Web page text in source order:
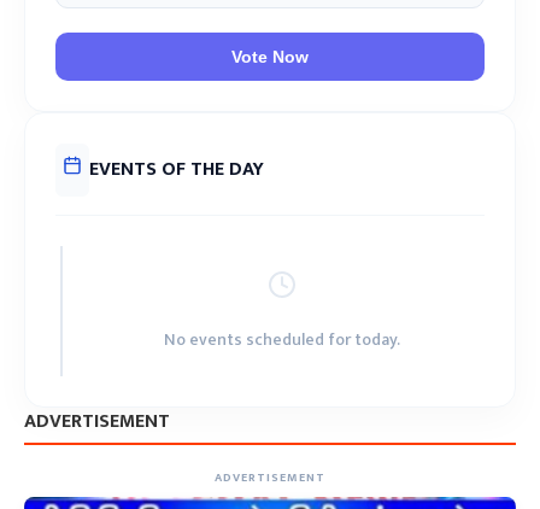
Vote Now
EVENTS OF THE DAY
No events scheduled for today.
ADVERTISEMENT
ADVERTISEMENT